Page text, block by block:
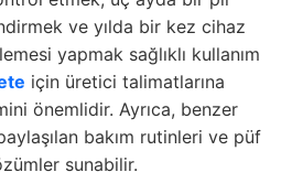
ve yılda bir kez cihaz
yapmak sağlıklı kullanım
için üretici talimatlarına
önemlidir. Ayrıca, benzer
bakım rutinleri ve püf
sunabilir.